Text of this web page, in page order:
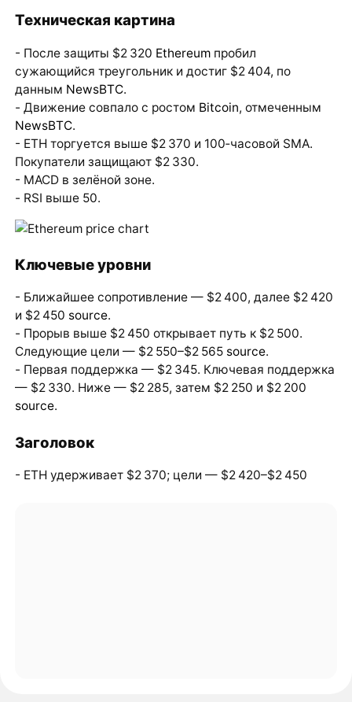
Техническая картина
- После защиты $2 320 Ethereumпробил
сужающийся треугольник и достиг $2 404, по
данным NewsBTC.
- Движение совпало с ростом Bitcoin, отмеченным
NewsBTC.
- ETH торгуется выше $2 370 и 100‑часовой SMA.
Покупатели защищают $2 330.
- MACD в зелёной зоне.
- RSI выше 50.
Ключевые уровни
- Ближайшее сопротивление — $2 400, далее $2 420
и $2 450 source.
- Прорыв выше $2 450 открывает путь к $2 500.
Следующие цели — $2 550–$2 565 source.
- Первая поддержка — $2 345. Ключевая поддержка
— $2 330. Ниже — $2 285, затем $2 250 и $2 200
source.
Заголовок
- ETH удерживает $2 370; цели — $2 420–$2 450